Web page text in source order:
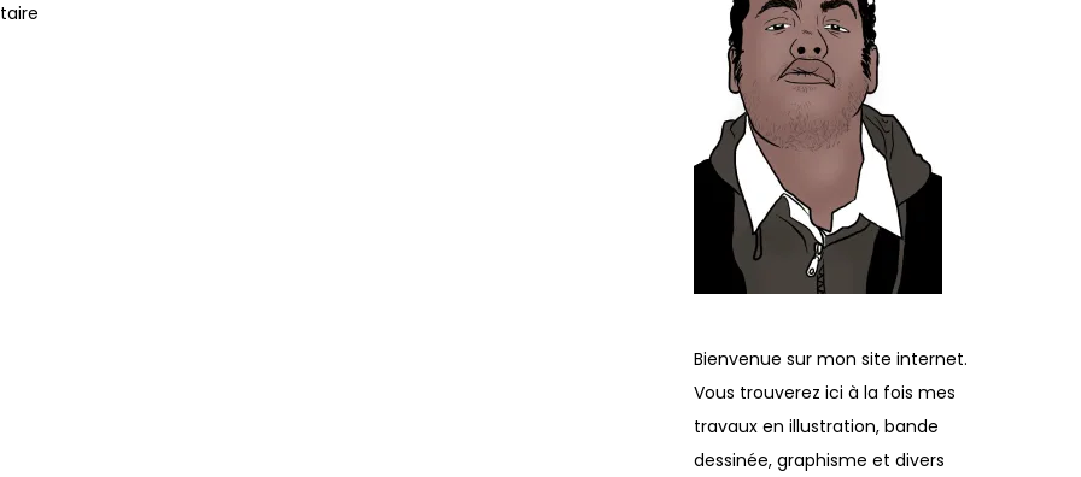
Bienvenue sur mon site internet.
Vous trouverez ici à la fois mes
travaux en illustration, bande
dessinée, graphisme et divers